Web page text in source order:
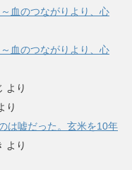
血のつながりより、心
血のつながりより、心
より
り
は嘘だった。玄米を10年
より